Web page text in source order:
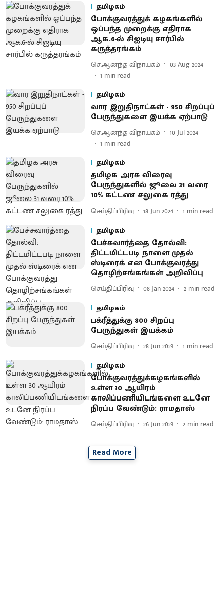
தமிழகம்
போக்குவரத்துக் கழகங்களில்
ஒப்பந்த முறைக்கு எதிராக
ஆக.6-ல் சிஐடியு சார்பில்
கருத்தரங்கம்
செ.ஆனந்த விநாயகம்
03 Aug 2024
1 min read
தமிழகம்
வார இறுதிநாட்கள் - 950 சிறப்புப்
பேருந்துகளை இயக்க ஏற்பாடு
செ.ஆனந்த விநாயகம்
10 Jul 2024
1 min read
தமிழகம்
தமிழக அரசு விரைவு
பேருந்துகளில் ஜூலை 31 வரை
10% கட்டண சலுகை ரத்து
செய்திப்பிரிவு 18 Jun 2024 1 min read
தமிழகம்
பேச்சுவார்த்தை தோல்வி:
திட்டமிட்டபடி நாளை முதல்
ஸ்டிரைக் என போக்குவரத்து
தொழிற்சங்கங்கள் அறிவிப்பு
செய்திப்பிரிவு 08 Jan 2024 2 min read
தமிழகம்
பக்ரீத்துக்கு 800 சிறப்பு
பேருந்துகள் இயக்கம்
செய்திப்பிரிவு 28 Jun 2023 1 min read
தமிழகம்
போக்குவரத்துக்கழகங்களில்
உள்ள 30 ஆயிரம்
காலிப்பணியிடங்களை உடனே
நிரப்ப வேண்டும்: ராமதாஸ்
செய்திப்பிரிவு 26 Jun 2023 2 min read
Read More